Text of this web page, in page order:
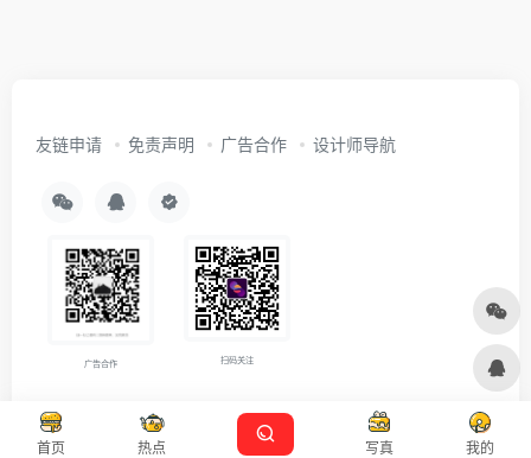
首页 热点 写真 我的
友链申请 免责声明 广告合作 设计师导航
广告合作 扫码关注
Copyright © 2026沪ICP备2021007899号-5 Designed by 设计资源